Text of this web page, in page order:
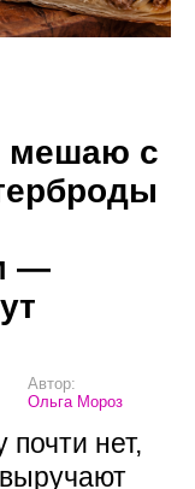
мешаю с
—
Автор:
Ольга Мороз
почти нет,